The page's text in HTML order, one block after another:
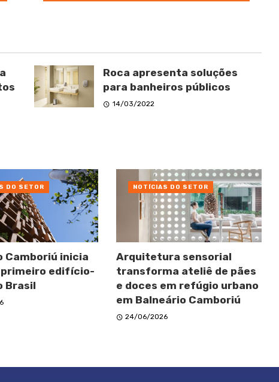
Roca apresenta soluções
para banheiros públicos
14/03/2022
Camboriú inicia
primeiro edifício-
Brasil
DO SETOR
Arquitetura sensorial
transforma ateliê de pães
e doces em refúgio urbano
em Balneário Camboriú
24/06/2026
NOTÍCIAS DO SETOR